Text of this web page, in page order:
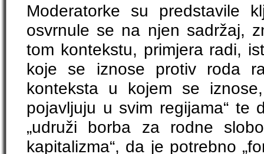
Moderatorke su predstavile
osvrnule se na njen sadržaj,
tom kontekstu, primjera radi,
koje se iznose protiv roda
konteksta u kojem se
pojavljuju u svim regijama“
„udruži borba za rodne
kapitalizma“, da je potrebno